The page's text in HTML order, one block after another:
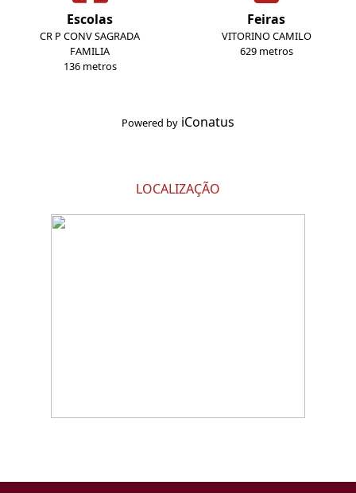
Escolas
CR P CONV SAGRADA
FAMILIA
136 metros
Feiras
VITORINO CAMILO
629 metros
Powered by iConatus
LOCALIZAÇÃO